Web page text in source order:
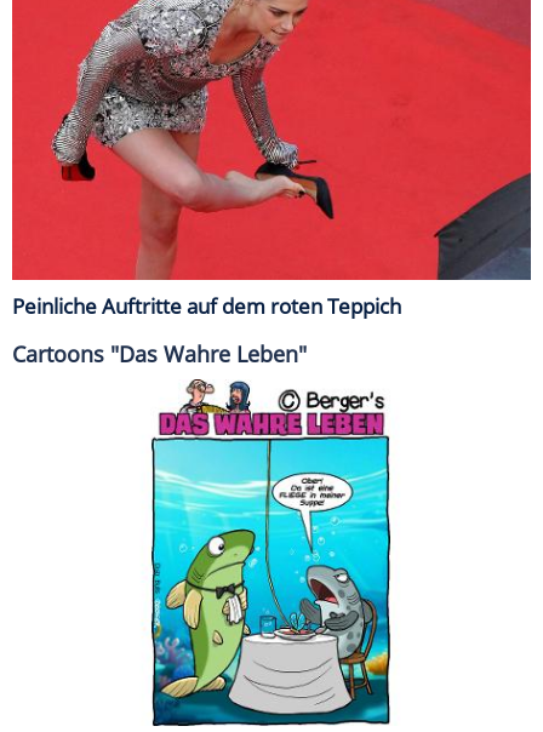
Peinliche Auftritte auf dem roten Teppich
Cartoons "Das Wahre Leben"